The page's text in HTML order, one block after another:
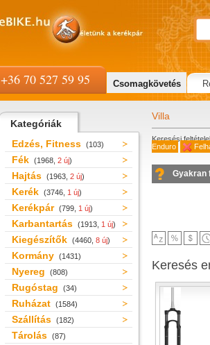
Kategóriák
Edzés, Fitness (103)
Fék (1968, 2 új)
Hajtás (1963, 2 új)
Kerék (3746, 1 új)
Kerékpár (799, 1 új)
Karbantartás (1913, 1 új)
Kiegészítők (4460, 8 új)
Kormány (1431)
Nyereg (808)
Rugóstag (34)
Ruházat (1584)
Szállítás (182)
Tárolás (87)
Villa
Keresési
Enduro
Gyakran
Keresés
+36 70 527 59 95 Csomagkövetés